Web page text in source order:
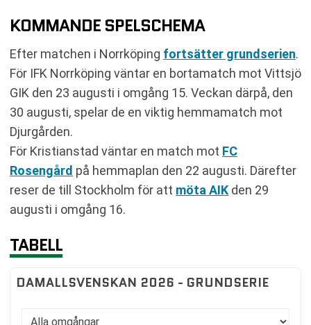
KOMMANDE SPELSCHEMA
Efter matchen i Norrköping fortsätter grundserien.
För IFK Norrköping väntar en bortamatch mot Vittsjö
GIK den 23 augusti i omgång 15. Veckan därpå, den
30 augusti, spelar de en viktig hemmamatch mot
Djurgården.
För Kristianstad väntar en match mot FC
Rosengård på hemmaplan den 22 augusti. Därefter
reser de till Stockholm för att möta AIK den 29
augusti i omgång 16.
TABELL
DAMALLSVENSKAN 2026 - GRUNDSERIE